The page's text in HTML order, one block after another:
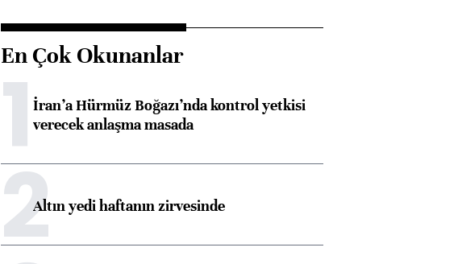
En Çok Okunanlar
1İran’a Hürmüz Boğazı’nda kontrol yetkisi
verecek anlaşma masada
2Altın yedi haftanın zirvesinde